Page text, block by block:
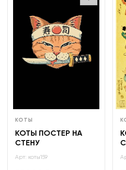
КОТЫ
КОТЫ ПОСТЕР НА
СТЕНУ
Арт: коты159